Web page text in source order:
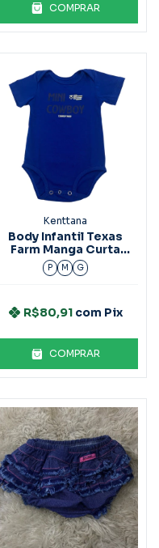
COMPRAR
Kenttana
Body Infantil Texas
Farm Manga Curta
Bm002 Azul Royal
P M G
R$80,91 com Pix
COMPRAR